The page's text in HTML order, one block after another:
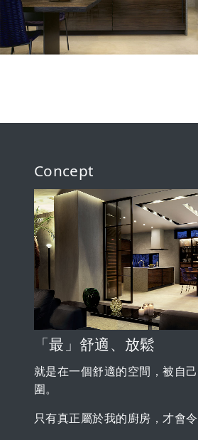
Concept
「最」舒適、放鬆
就是在一個舒適的空間，被自
圍。
只有真正屬於我的廚房，才會令